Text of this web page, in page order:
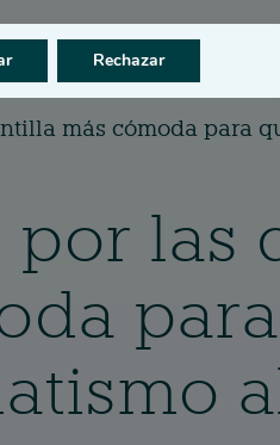
Quiénes somos
más cómoda para
por las
para
Rechazar